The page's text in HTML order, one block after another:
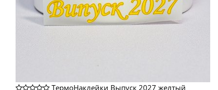
ТермоНаклейки Выпуск 2027 желтый